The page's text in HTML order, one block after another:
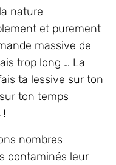
nature
et purement
massive de
trop long … La
ta lessive sur ton
ton temps
!
nombres
contaminés leur